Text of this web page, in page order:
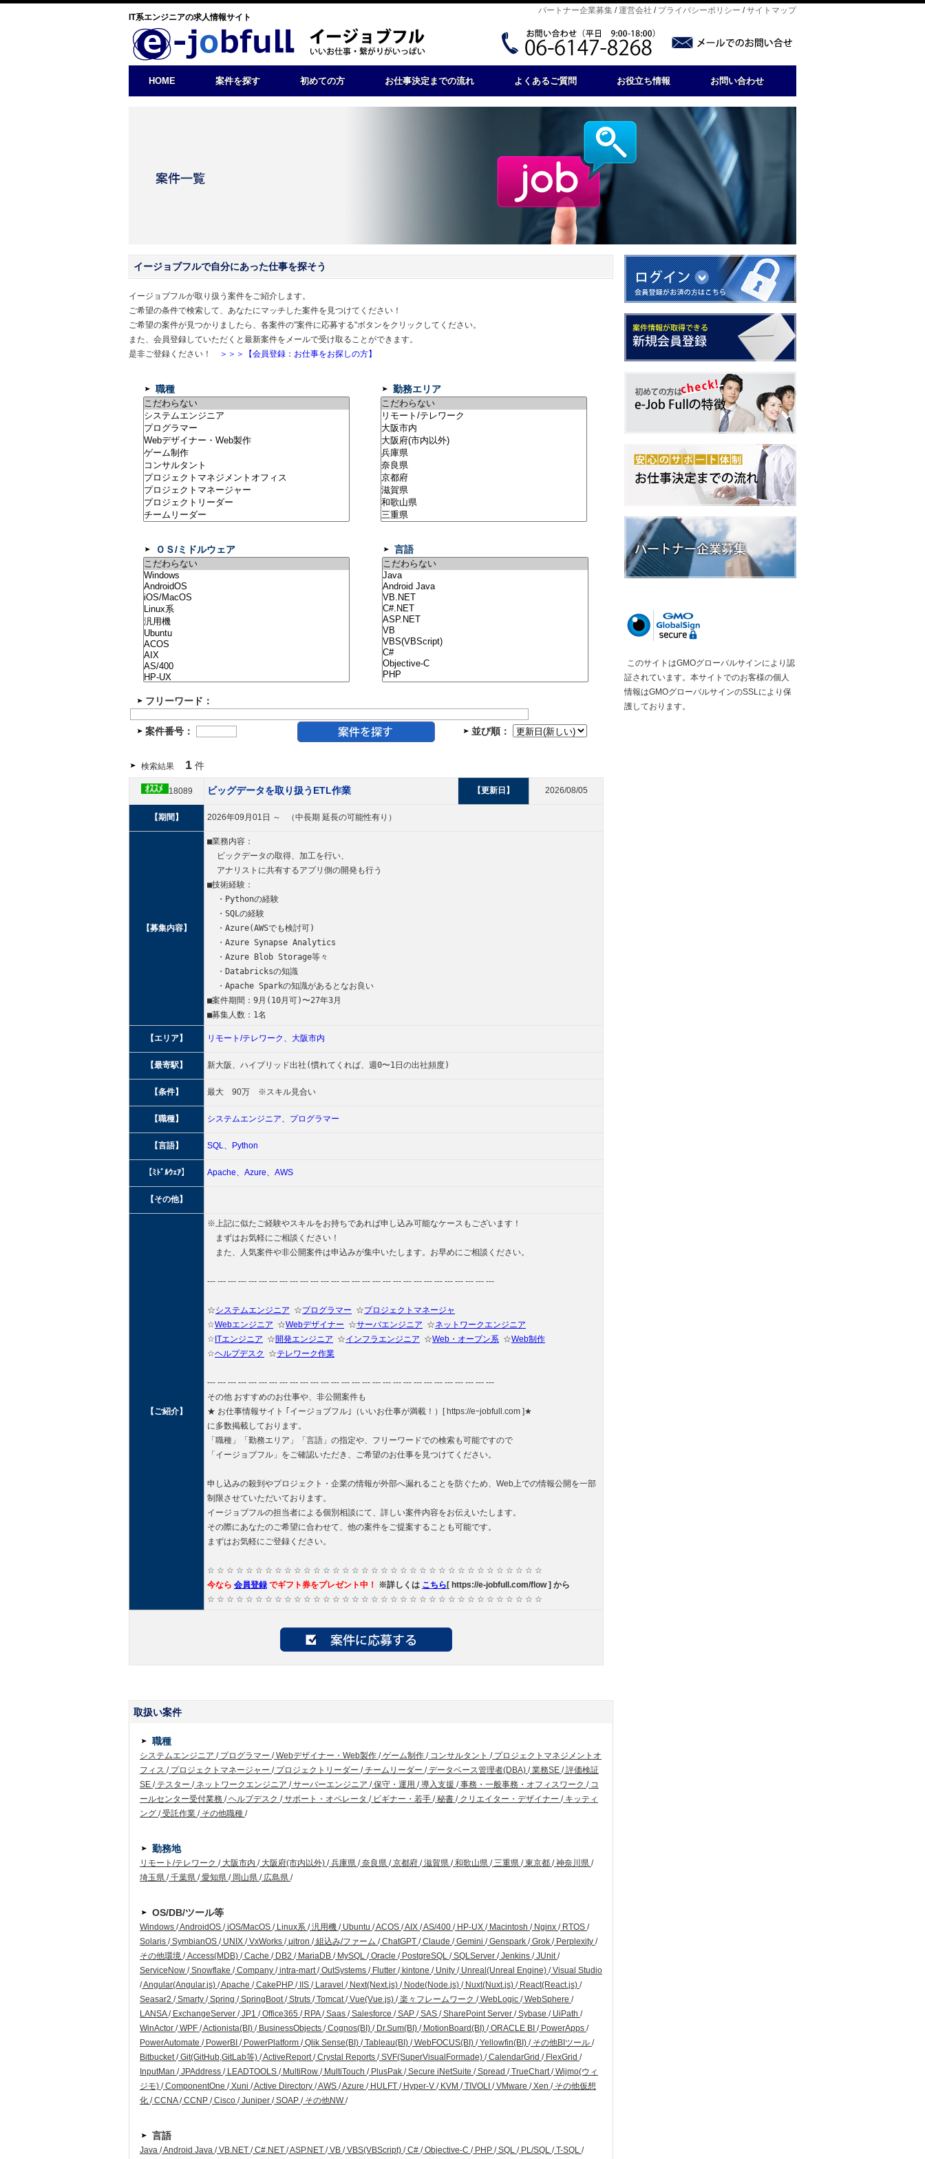
IT系エンジニアの求人情報サイト
パートナー企業募集 /運営会社 / プライバシーポリシー /サイトマップ
HOME 案件を探す 初めての方 お仕事決定までの流れ よくあるご質問 お役立ち情報 お問い合わせ
イージョブフルで自分にあった仕事を探そう
イージョブフルが取り扱う案件をご紹介します。
ご希望の条件で検索して、あなたにマッチした案件を見つけてください！
ご希望の案件が見つかりましたら、各案件の"案件に応募する"ボタンをクリックしてください。
また、会員登録していただくと最新案件をメールで受け取ることができます。
是非ご登録ください！
＞＞＞【会員登録：お仕事をお探しの方】
職種 勤務エリア
ＯＳ/ミドルウェア 言語
フリーワード：
案件番号： 並び順：
検索結果 1 件
18089 ビッグデータを取り扱うETL作業 【更新日】 2026/08/05
【期間】 2026年09月01日 ～ （中長期 延長の可能性有り）
【募集内容】
■業務内容：
ビックデータの取得、加工を行い、
アナリストに共有するアプリ側の開発も行う
■技術経験：
・Pythonの経験
・SQLの経験
・Azure(AWSでも検討可)
・Azure Synapse Analytics
・Azure Blob Storage等々
・Databricksの知識
・Apache Sparkの知識があるとなお良い
■案件期間：9月(10月可)〜27年3月
■募集人数：1名
【エリア】 リモート/テレワーク、 大阪市内
【最寄駅】 新大阪、ハイブリッド出社(慣れてくれば、週0〜1日の出社頻度)
【条件】 最大 90万 ※スキル見合い
【職種】 システムエンジニア、 プログラマー
【言語】 SQL、 Python
【ﾐﾄﾞﾙｳｪｱ】 Apache、 Azure、 AWS
【その他】
【ご紹介】
※上記に似たご経験やスキルをお持ちであれば申し込み可能なケースもございます！
まずはお気軽にご相談ください！
また、人気案件や非公開案件は申込みが集中いたします。お早めにご相談ください。
--- --- --- --- --- --- --- --- --- --- --- --- --- --- --- --- --- --- --- --- --- --- --- --- --- --- --- ---
☆システムエンジニア ☆プログラマー ☆プロジェクトマネージャ
☆Webエンジニア ☆Webデザイナー ☆サーバエンジニア ☆ネットワークエンジニア
☆ ITエンジニア ☆開発エンジニア ☆インフラエンジニア ☆Web・オープン系 ☆Web制作
☆ヘルプデスク ☆テレワーク作業
--- --- --- --- --- --- --- --- --- --- --- --- --- --- --- --- --- --- --- --- --- --- --- --- --- --- --- ---
その他 おすすめのお仕事や、非公開案件も
★ お仕事情報サイト ｢イージョブフル｣（いいお仕事が満載！）[ https://eｰjobfull.com ]★
に多数掲載しております。
「職種」「勤務エリア」「言語」の指定や、フリーワードでの検索も可能ですので
「イージョブフル」をご確認いただき、ご希望のお仕事を見つけてください。
申し込みの殺到やプロジェクト・企業の情報が外部へ漏れることを防ぐため、Web上での情報公開を一部
制限させていただいております。
イージョブフルの担当者による個別相談にて、詳しい案件内容をお伝えいたします。
その際にあなたのご希望に合わせて、他の案件をご提案することも可能です。
まずはお気軽にご登録ください。
☆ ☆ ☆ ☆ ☆ ☆ ☆ ☆ ☆ ☆ ☆ ☆ ☆ ☆ ☆ ☆ ☆ ☆ ☆ ☆ ☆ ☆ ☆ ☆ ☆ ☆ ☆ ☆ ☆ ☆ ☆ ☆ ☆ ☆ ☆
今なら 会員登録でギフト券をプレゼント中！ ※詳しくは こちら [ https://e-jobfull.com/flow ] から
☆ ☆ ☆ ☆ ☆ ☆ ☆ ☆ ☆ ☆ ☆ ☆ ☆ ☆ ☆ ☆ ☆ ☆ ☆ ☆ ☆ ☆ ☆ ☆ ☆ ☆ ☆ ☆ ☆ ☆ ☆ ☆ ☆ ☆ ☆
取扱い案件
職種
システムエンジニア /プログラマー /Webデザイナー・Web製作 /ゲーム制作 /コンサルタント /プロジェクトマネジメントオ
フィス /プロジェクトマネージャー /プロジェクトリーダー /チームリーダー /データベース管理者(DBA) /業務SE /評価検証
SE /テスター /ネットワークエンジニア /サーバーエンジニア /保守・運用 /導入支援 /事務・一般事務・オフィスワーク /コ
ールセンター受付業務 /ヘルプデスク /サポート・オペレータ /ビギナー・若手 /秘書 /クリエイター・デザイナー /キッティ
ング /受託作業 /その他職種 /
勤務地
リモート/テレワーク /大阪市内 /大阪府(市内以外) /兵庫県 /奈良県 /京都府 /滋賀県 /和歌山県 /三重県 /東京都 /神奈川県 /
埼玉県 /千葉県 /愛知県 /岡山県 /広島県 /
OS/DB/ツール等
Windows /AndroidOS /iOS/MacOS /Linux系 /汎用機 /Ubuntu /ACOS /AIX /AS/400 /HP-UX /Macintosh /Nginx /RTOS /
Solaris /SymbianOS /UNIX /VxWorks /μitron /組込み/ファーム /ChatGPT /Claude /Gemini /Genspark /Grok /Perplexity /
その他環境 /Access(MDB) /Cache /DB2 /MariaDB /MySQL /Oracle /PostgreSQL /SQLServer /Jenkins /JUnit/
ServiceNow /Snowflake /Company /intra-mart/OutSystems /Flutter /kintone /Unity /Unreal(Unreal Engine) /Visual Studio
/Angular(Angular.js) /Apache /CakePHP /IIS /Laravel /Next(Next.js) /Node(Node.js) /Nuxt(Nuxt.js) /React(React.js) /
Seasar2 /Smarty /Spring /SpringBoot/Struts /Tomcat/Vue(Vue.js) /楽々フレームワーク /WebLogic /WebSphere /
LANSA/ExchangeServer /JP1 /Office365 /RPA/Saas /Salesforce /SAP /SAS /SharePoint Server /Sybase /UiPath /
WinActor /WPF /Actionista(BI) /BusinessObjects /Cognos(BI) /Dr.Sum(BI) /MotionBoard(BI) /ORACLE BI /PowerApps /
PowerAutomate /PowerBI /PowerPlatform /Qlik Sense(BI) /Tableau(BI) /WebFOCUS(BI) /Yellowfin(BI) /その他BIツール /
Bitbucket/Git(GitHub,GitLab等) /ActiveReport/Crystal Reports /SVF(SuperVisualFormade) /CalendarGrid /FlexGrid /
InputMan /JPAddress /LEADTOOLS /MultiRow /MultiTouch /PlusPak /Secure iNetSuite /Spread /TrueChart/Wijmo(ウィ
ジモ) /ComponentOne /Xuni /Active Directory /AWS /Azure /HULFT /Hyper-V /KVM /TIVOLI /VMware /Xen /その他仮想
化 /CCNA/CCNP /Cisco /Juniper /SOAP /その他NW/
言語
Java /Android Java /VB.NET /C#.NET /ASP.NET /VB /VBS(VBScript) /C# /Objective-C /PHP /SQL /PL/SQL /T-SQL /
このサイトはGMOグローバルサインにより認
証されています。本サイトでのお客様の個人
情報はGMOグローバルサインのSSLにより保
護しております。